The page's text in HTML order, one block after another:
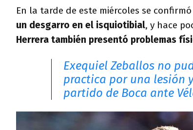
En la tarde de este miércoles se
un desgarro en el isquiotibial, y hace
Herrera también presentó problemas
Exequiel Zeballos no
practica por una lesión
partido de Boca ante